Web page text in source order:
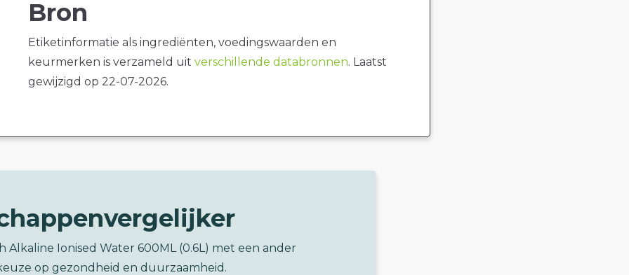
Bron
Etiketinformatie als ingrediënten, voedingswaarden en
keurmerken is verzameld uit verschillende databronnen. Laatst
gewijzigd op 22-07-2026.
Alkaline Ionised Water 600ML (0.6L) met een ander
op gezondheid en duurzaamheid.